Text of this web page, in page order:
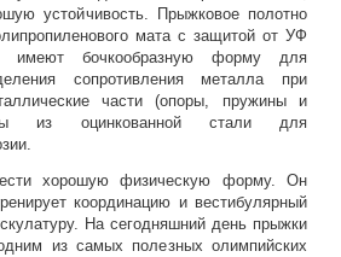
устойчивость. Прыжковое полотно
мата с защитой от УФ
имеют бочкообразную форму для
сопротивления металла при
части (опоры, пружины и
из оцинкованной стали для
хорошую физическую форму. Он
координацию и вестибулярный
На сегодняшний день прыжки
из самых полезных олимпийских